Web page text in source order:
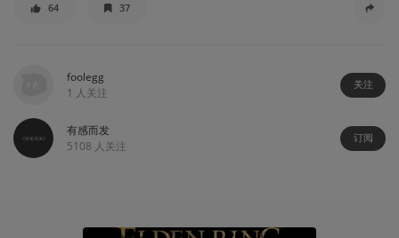
64 37
foolegg
1 人关注
关注
有感而发
5108 人关注
订阅